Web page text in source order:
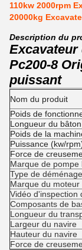
110kw 2000rpm
20000kg
Description du
Pc200-8
puissant
Nom du produit
Poids de
Longueur du bâton
Poids de la
Puissance (kw/
Force de
Marque de pompe
Type de
Marque du moteur
Vidéo d'inspection
Composants de
Longueur du
Largeur du navire
Hauteur du navire
Force de